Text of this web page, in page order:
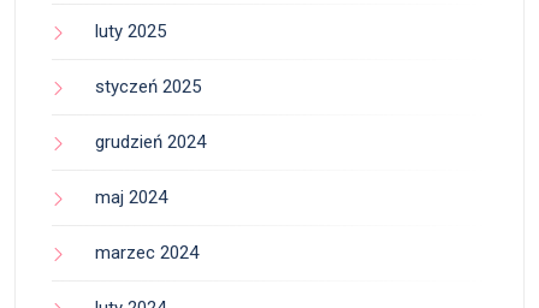
luty 2025
styczeń 2025
grudzień 2024
maj 2024
marzec 2024